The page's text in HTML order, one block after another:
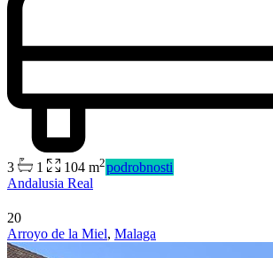
Predaj
Dostupné
3 1 104 m2podrobnosti
Andalusia Real
20
Arroyo de la Miel, Malaga